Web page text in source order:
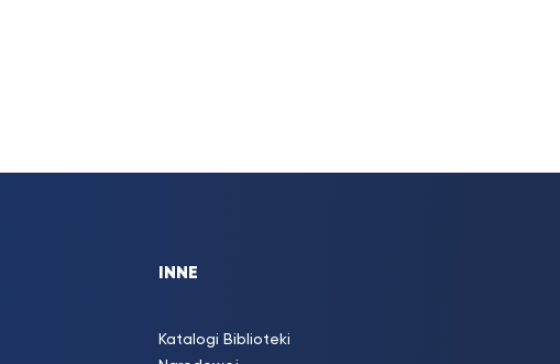
INNE
Katalogi Biblioteki